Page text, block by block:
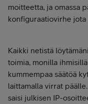
moitteetta, ja omassa
konfiguraatiovirhe jota
Kaikki netistä
toimia, monilla
kummempaa säätöä
laittamalla virrat
saisi julkisen IP-